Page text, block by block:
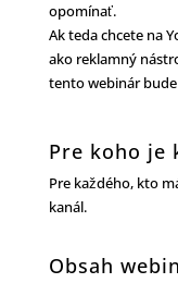
opomínať.
Ak teda chcete na
ako reklamný
tento webinár bude
Pre koho je
Pre každého, kto
kanál.
Obsah